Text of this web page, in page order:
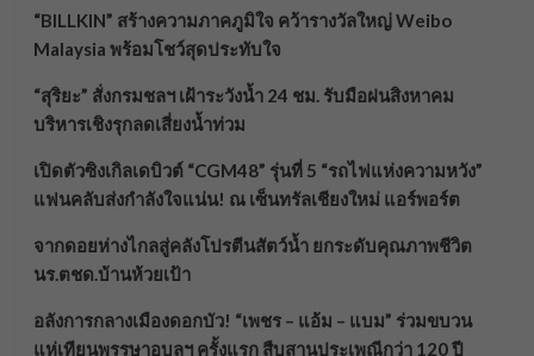
“BILLKIN” สร้างความภาคภูมิใจ คว้ารางวัลใหญ่ Weibo
Malaysia พร้อมโชว์สุดประทับใจ
“สุริยะ” สั่งกรมชลฯ เฝ้าระวังน้ำ 24 ชม. รับมือฝนสิงหาคม
บริหารเชิงรุกลดเสี่ยงน้ำท่วม
เปิดตัวซิงเกิลเดบิวต์ “CGM48” รุ่นที่ 5 “รถไฟแห่งความหวัง”
แฟนคลับส่งกำลังใจแน่น! ณ เซ็นทรัลเชียงใหม่ แอร์พอร์ต
จากดอยห่างไกลสู่คลังโปรตีนสัตว์น้ำ ยกระดับคุณภาพชีวิต
นร.ตชด.บ้านห้วยเป้า
อลังการกลางเมืองดอกบัว! “เพชร – แอ้ม – แบม” ร่วมขบวน
แห่เทียนพรรษาอุบลฯ ครั้งแรก สืบสานประเพณีกว่า 120 ปี